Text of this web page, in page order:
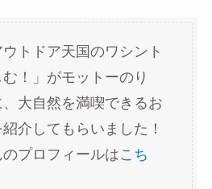
ウトドア天国のワシント
！」がモットーのり
大自然を満喫できるお
介してもらいました！
プロフィールはこち